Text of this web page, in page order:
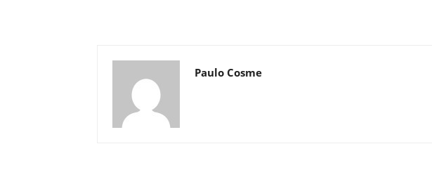
Paulo Cosme